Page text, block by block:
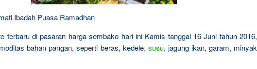
Ibadah Puasa Ramadhan
terbaru di pasaran harga sembako hari ini Kamis tanggal 16 Juni tahun 2016,
bahan pangan, seperti beras, kedele, susu, jagung ikan, garam, minyak